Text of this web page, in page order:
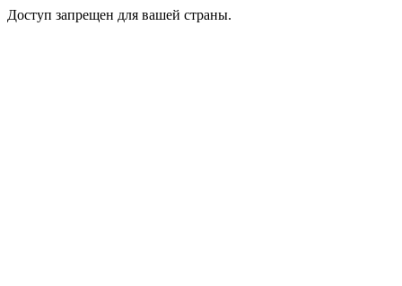
Доступ запрещен для вашей страны.